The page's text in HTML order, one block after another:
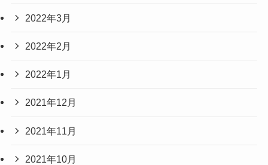
2022年3月
2022年2月
2022年1月
2021年12月
2021年11月
2021年10月